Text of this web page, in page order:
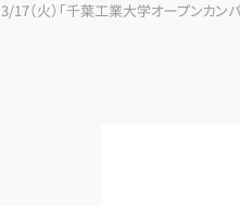
3/17（火）「千葉工業大学オープンカンパ